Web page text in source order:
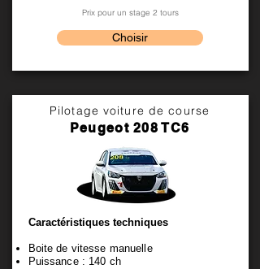
Prix pour un stage 2 tours
Choisir
Pilotage voiture de course
Peugeot 208 TC6
Caractéristiques techniques
Boite de vitesse manuelle
Puissance : 140 ch